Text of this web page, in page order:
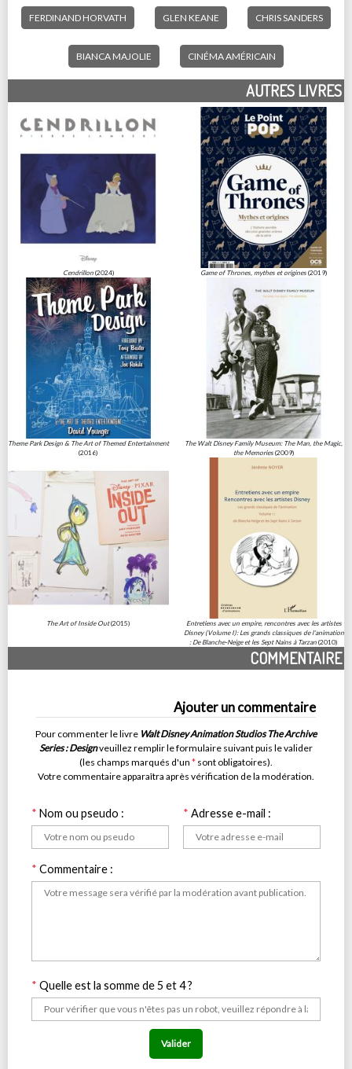
FERDINAND HORVATH GLEN KEANE CHRIS SANDERS
BIANCA MAJOLIE CINÉMA AMÉRICAIN
AUTRES LIVRES
Cendrillon(2024) Game of Thrones, mythes et origines(2019)
Theme Park Design & The Art of Themed Entertainment
(2016)
The Walt Disney Family Museum: The Man, the Magic,
the Memories(2009)
The Art of Inside Out(2015)
Entretiens avec un empire, rencontres avec les artistes
Disney (Volume I): Les grands classiques de l'animation
: De Blanche-Neige et les Sept Nains à Tarzan (2010)
COMMENTAIRE
Ajouter un commentaire
Pour commenter le livre Walt Disney Animation Studios The Archive
Series : Designveuillez remplir le formulaire suivant puis le valider
(les champs marqués d'un * sont obligatoires).
Votre commentaire apparaîtra après vérification de la modération.
* Nom ou pseudo : * Adresse e-mail :
* Commentaire :
* Quelle est la somme de 5 et 4 ?
Valider